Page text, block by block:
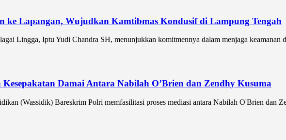
ke Lapangan, Wujudkan Kamtibmas Kondusif di Lampung Tengah
Lingga, Iptu Yudi Chandra SH, menunjukkan komitmennya dalam menjaga keamanan
Damai Antara Nabilah O’Brien dan Zendhy Kusuma
(Wassidik) Bareskrim Polri memfasilitasi proses mediasi antara Nabilah O'Brien dan